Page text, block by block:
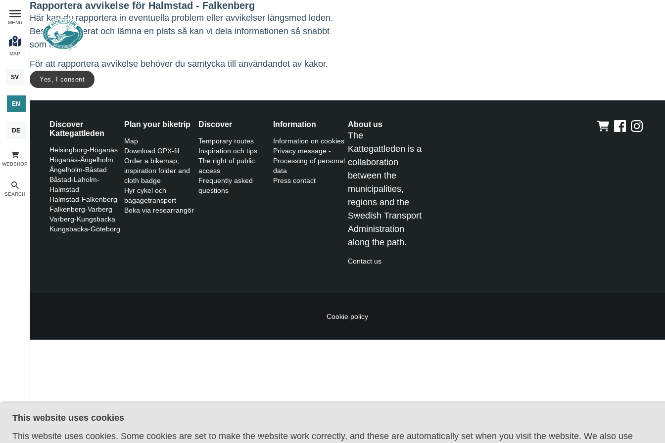
MENU
MAP
SV
EN
DE
WEBSHOP
SEARCH
Rapportera avvikelse för Halmstad - Falkenberg
Här kan du rapportera in eventuella problem eller avvikelser längsmed leden.
Beskriv detaljerat och lämna en plats så kan vi dela informationen så snabbt
som möjligt.
För att rapportera avvikelse behöver du samtycka till användandet av kakor.
Yes, I consent
This website uses cookies
This website uses cookies. Some cookies are set to make the website work correctly, and these are automatically set when you visit the website. We also use
Discover
Kattegattleden
Helsingborg-Höganäs
Höganäs-Ängelholm
Ängelholm-Båstad
Båstad-Laholm-
Halmstad
Halmstad-Falkenberg
Falkenberg-Varberg
Varberg-Kungsbacka
Kungsbacka-Göteborg
Plan your biketrip
Map
Download GPX-fil
Order a bikemap,
inspiration folder and
cloth badge
Hyr cykel och
bagagetransport
Boka via researrangör
Discover
Temporary routes
Inspiration och tips
The right of public
access
Frequently asked
questions
Information
Information on cookies
Privacy message -
Processing of personal
data
Press contact
About us
The
Kattegattleden is a
collaboration
between the
municipalities,
regions and the
Swedish Transport
Administration
along the path.
Contact us
Cookie policy